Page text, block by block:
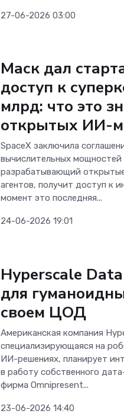
27-06-2026 03:00
Маск дал
доступ к
млрд: что это
открытых ИИ-
SpaceX заключила
вычислительных
разрабатывающий
агентов, получит доступ к
момент это последняя...
24-06-2026 19:01
Hyperscale
для
своем ЦОД
Американская компания
специализирующаяся на
ИИ-решениях, планирует
в работу собственного
фирма Omnipresent...
23-06-2026 14:40